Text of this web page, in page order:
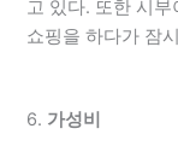
고 있다. 또한 시
쇼핑을 하다가 잠
6. 가성비